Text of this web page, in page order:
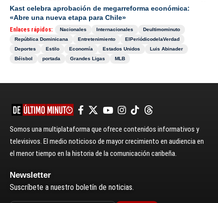
Kast celebra aprobación de megarreforma económica:
«Abre una nueva etapa para Chile»
Enlaces rápidos: Nacionales Internacionales
Deultimominuto
República Dominicana
Entretenimiento
ElPeriódicodelaVerdad
Deportes
Estilo Economía Estados Unidos
Luis Abinader
Béisbol
portada Grandes Ligas MLB
Somos una multiplataforma que ofrece contenidos informativos y
televisivos. El medio noticioso de mayor crecimiento en audiencia en
el menor tiempo en la historia de la comunicación caribeña.
Newsletter
Suscríbete a nuestro boletín de noticias.